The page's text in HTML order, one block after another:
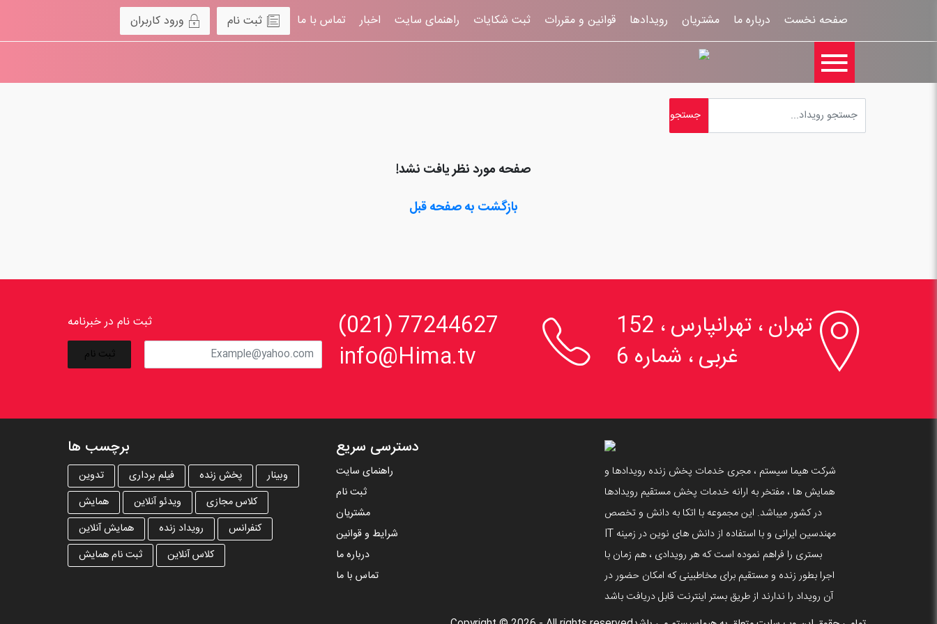
صفحه نخست درباره ما مشتریان رویدادها قوانين و مقررات ثبت شکایات راهنمای سایت اخبار تماس با ما ورود کاربران ثبت نام

صفحه مورد نظر یافت نشد!
بازگشت به صفحه قبل

تهران ، تهرانپارس ، 152
غربی ، شماره 6

77244627 (021)
info@Hima.tv
ثبت نام در خبرنامه
شرکت هیما سیستم ، مجری خدمات پخش زنده رویدادها و
همایش ها ، مفتخر به ارانه خدمات پخش مستقیم رویدادها
در کشور میباشد. این مجموعه با اتکا به دانش و تخصص
مهندسین ایرانی و با استفاده از دانش های نوین در زمینه IT
بستری را فراهم نموده است که هر رویدادی ، هم زمان با
اجرا بطور زنده و مستقیم برای مخاطبینی که امکان حضور در
آن رویداد را ندارند از طریق بستر اینترنت قابل دریافت باشد
دسترسی سریع
راهنمای سایت
ثبت نام
مشتریان
شرایط و قوانین
درباره ما
تماس با ما
برچسب ها
وبینار پخش زنده فیلم برداری
تدوین
کلاس مجازی
ویدئو آنلاین
همایش
کنفرانس
رویداد زنده
همایش آنلاین
کلاس آنلاین
ثبت نام همایش